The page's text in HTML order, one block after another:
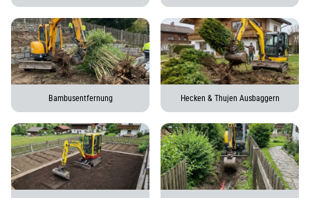
Bambusentfernung Hecken & Thujen Ausbaggern